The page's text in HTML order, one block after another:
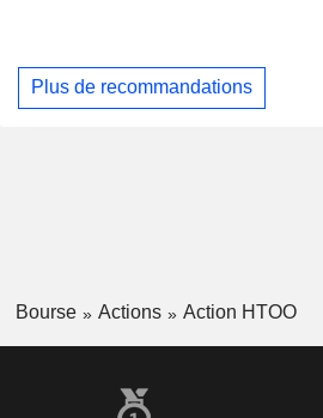
Plus de recommandations
Bourse Actions Action HTOO